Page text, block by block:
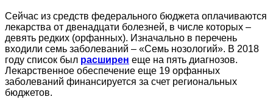
Сейчас из средств федерального бюджета оплачиваются
лекарства от двенадцати болезней, в числе которых –
девять редких (орфанных). Изначально в перечень
входили семь заболеваний – «Семь нозологий». В 2018
году список был расширен еще на пять диагнозов.
Лекарственное обеспечение еще 19 орфанных
заболеваний финансируется за счет региональных
бюджетов.